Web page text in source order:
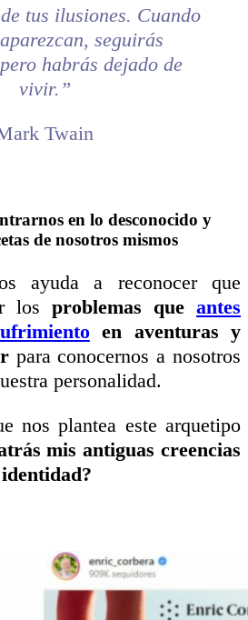
tus ilusiones. Cuando
seguirás
habrás dejado de
vivir.”
Twain
en lo desconocido y
de nosotros mismos
ayuda a reconocer que
los problemas que antes
en aventuras y
para conocernos a nosotros
personalidad.
nos plantea este arquetipo
mis antiguas creencias